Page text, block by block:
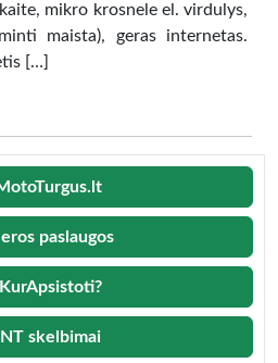
mikro krosnele el. virdulys,
maista), geras internetas.
[…]
paslaugos
KurApsistoti?
NT skelbimai